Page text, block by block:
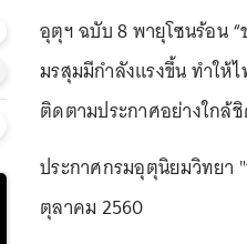
อุตุฯ ฉบับ 8 พายุโซนร้อน
มรสุมมีกำลังแรงขึ้น ทำใ
ติดตามประกาศอย่างใกล้
ประกาศกรมอุตุนิยมวิทยา
ตุลาคม 2560